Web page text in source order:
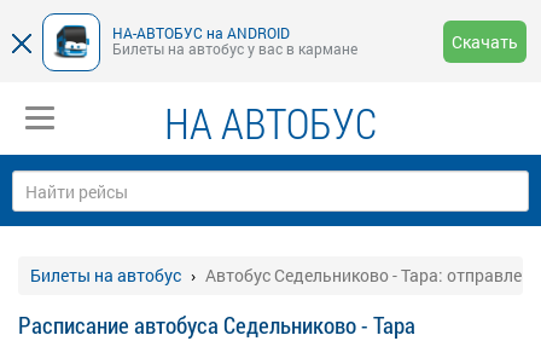
НА-АВТОБУС на ANDROID
Билеты на автобус у вас в кармане
Скачать
НА АВТОБУС
Билеты на автобус Автобус Седельниково - Тара:
Расписание автобуса Седельниково - Тара